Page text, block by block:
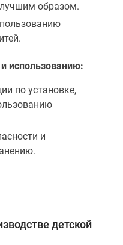
образом.
использованию:
по установке,
и
детской